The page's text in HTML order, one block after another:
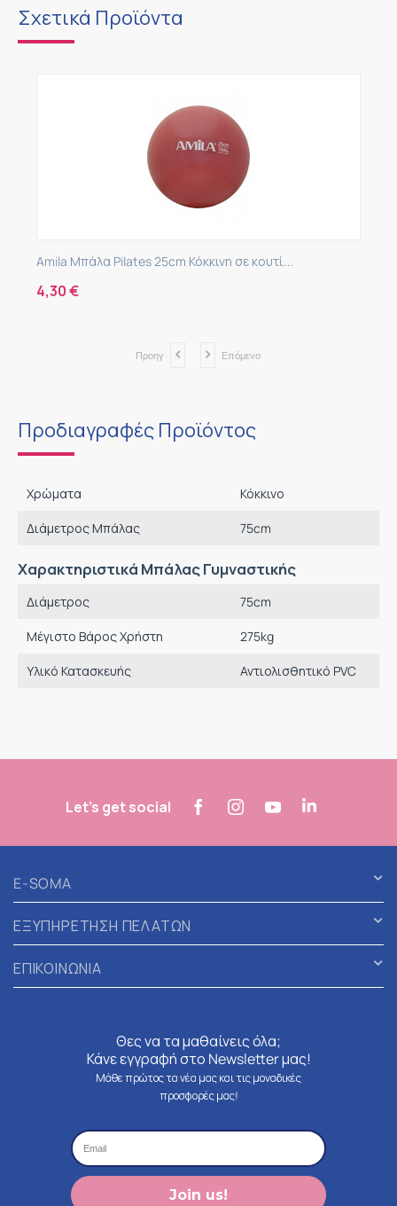
Σχετικά Προϊόντα
Amila Μπάλα Pilates 25cm Κόκκινη σε κουτί...
4,30€
Προηγ Επόμενο
Προδιαγραφές Προϊόντος
Χρώματα Κόκκινο
Διάμετρος Μπάλας 75cm
Χαρακτηριστικά Μπάλας Γυμναστικής
Διάμετρος 75cm
Μέγιστο Βάρος Χρήστη 275kg
Υλικό Κατασκευής Αντιολισθητικό PVC
Let's get social
E-SOMA
ΕΞΥΠΗΡΕΤΗΣΗ ΠΕΛΑΤΩΝ
ΕΠΙΚΟΙΝΩΝΙΑ
Θες να τα μαθαίνεις όλα;
Κάνε εγγραφή στο Newsletter μας!
Μάθε πρώτος τα νέα μας και τις μοναδικές
προσφορές μας!
Join us!